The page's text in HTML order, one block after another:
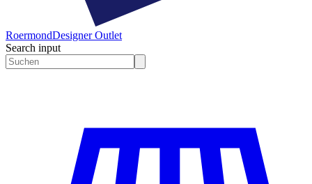
RoermondDesigner Outlet
Search input